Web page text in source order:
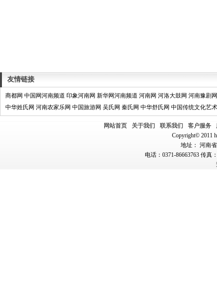
友情链接
商都网 中国网河南频道 印象河南网 新华网河南频道 河南网 河洛大鼓网 河南豫剧网
中华姓氏网 河南农家乐网 中国旅游网 吴氏网 秦氏网 中华舒氏网 中国传统文化艺
网站首页 关于我们 联系我们 客户服务
Copyright© 2011
地址： 河南
电话：0371-86663763 传真